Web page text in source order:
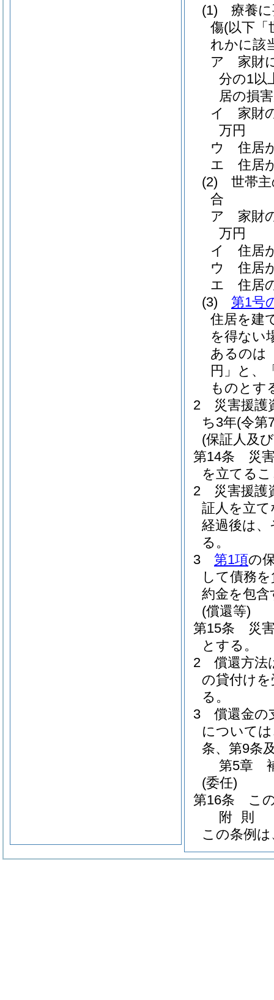
(1)
療養
傷(以下「
れかに該
ア
家財
分の1以
居の損
イ
家財
万円
ウ
住居
エ
住居
(2)
世帯
合
ア
家財
万円
イ
住居
ウ
住居
エ
住居
(3)
第1号
住居を建
を得ない
あるのは
円」と、
ものとす
2
災害援護
ち3年(令第
(保証人及
第14条
災
を立てる
2
災害援護
証人を立
経過後は
る。
3
第1項の
して債務
約金を包
(償還等)
第15条
災
とする。
2
償還方法
の貸付け
る。
3
償還金の
について
条、第9条
第5章
(委任)
第16条
こ
附 則
この条例